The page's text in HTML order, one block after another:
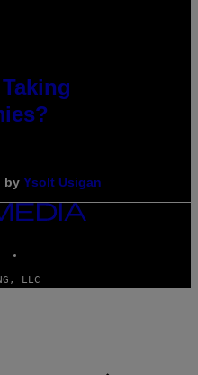
by Ysolt Usigan
LLC